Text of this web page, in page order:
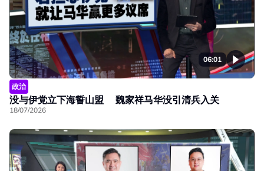
06:01
政治
没与伊党立下海誓山盟 魏家祥马华没引清兵入关
18/07/2026